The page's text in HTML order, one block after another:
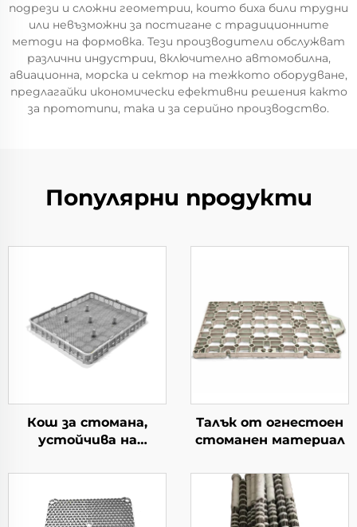
подрези и сложни геометрии, които биха били трудни
или невъзможни за постигане с традиционните
методи на формовка. Тези производители обслужват
различни индустрии, включително автомобилна,
авиационна, морска и сектор на тежкото оборудване,
предлагайки икономически ефективни решения както
за прототипи, така и за серийно производство.
Популярни продукти
Кош за стомана,
устойчива на
Талък от огнестоен
стоманен материал